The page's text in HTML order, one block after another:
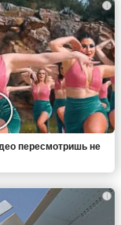
i
пересмотришь не
i